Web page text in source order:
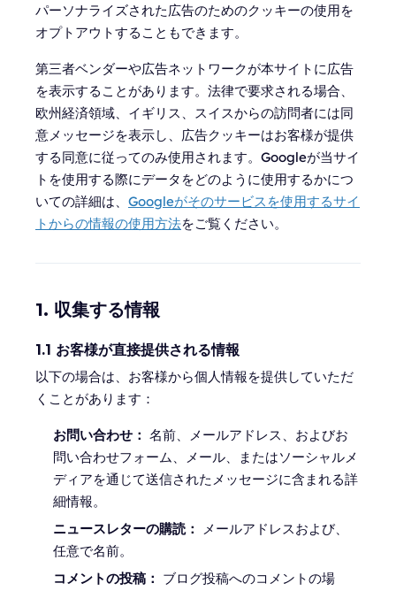
パーソナライズされた広告のためのクッキーの使用を
オプトアウトすることもできます。
第三者ベンダーや広告ネットワークが本サイトに広告
を表示することがあります。法律で要求される場合、
欧州経済領域、イギリス、スイスからの訪問者には同
意メッセージを表示し、広告クッキーはお客様が提供
する同意に従ってのみ使用されます。Googleが当サイ
トを使用する際にデータをどのように使用するかにつ
いての詳細は、 Googleがそのサービスを使用するサイ
トからの情報の使用方法をご覧ください。
1. 収集する情報
1.1 お客様が直接提供される情報
以下の場合は、お客様から個人情報を提供していただ
くことがあります：
お問い合わせ： 名前、メールアドレス、およびお
問い合わせフォーム、メール、またはソーシャルメ
ディアを通じて送信されたメッセージに含まれる詳
細情報。
ニュースレターの購読：
メールアドレスおよび、
任意で名前。
コメントの投稿： ブログ投稿へのコメントの場